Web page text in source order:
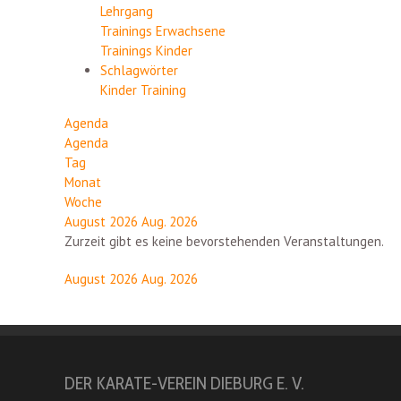
Lehrgang
Trainings Erwachsene
Trainings Kinder
Schlagwörter
Kinder Training
Agenda
Agenda
Tag
Monat
Woche
August 2026 Aug. 2026
Zurzeit gibt es keine bevorstehenden Veranstaltungen.
August 2026 Aug. 2026
DER KARATE-VEREIN DIEBURG E. V.